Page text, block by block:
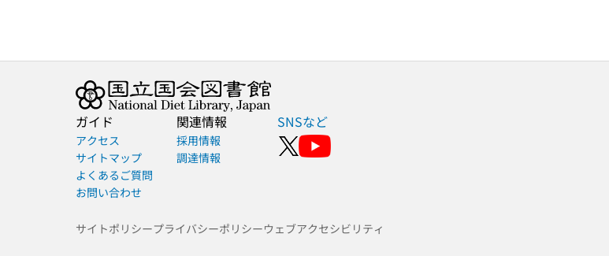
ガイド
アクセス
サイトマップ
よくあるご質問
お問い合わせ
関連情報
採用情報
調達情報
SNSなど
サイトポリシープライバシーポリシーウェブアクセシビリティ